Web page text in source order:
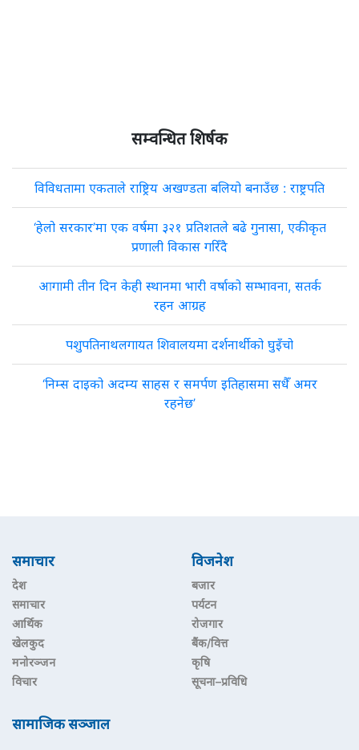
सम्वन्धित शिर्षक
विविधतामा एकताले राष्ट्रिय अखण्डता बलियो बनाउँछ : राष्ट्रपति
‘हेलो सरकार’मा एक वर्षमा ३२१ प्रतिशतले बढे गुनासा, एकीकृत
प्रणाली विकास गरिँदै
आगामी तीन दिन केही स्थानमा भारी वर्षाको सम्भावना, सतर्क
रहन आग्रह
पशुपतिनाथलगायत शिवालयमा दर्शनार्थीको घुइँचो
‘निम्स दाइको अदम्य साहस र समर्पण इतिहासमा सधैँ अमर
रहनेछ’
समाचार
देश
समाचार
आर्थिक
खेलकुद
मनोरञ्जन
विचार
विजनेश
बजार
पर्यटन
रोजगार
बैंक/वित्त
कृषि
सूचना–प्रविधि
सामाजिक सञ्जाल